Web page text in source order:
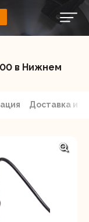
в Нижнем
Доставка и